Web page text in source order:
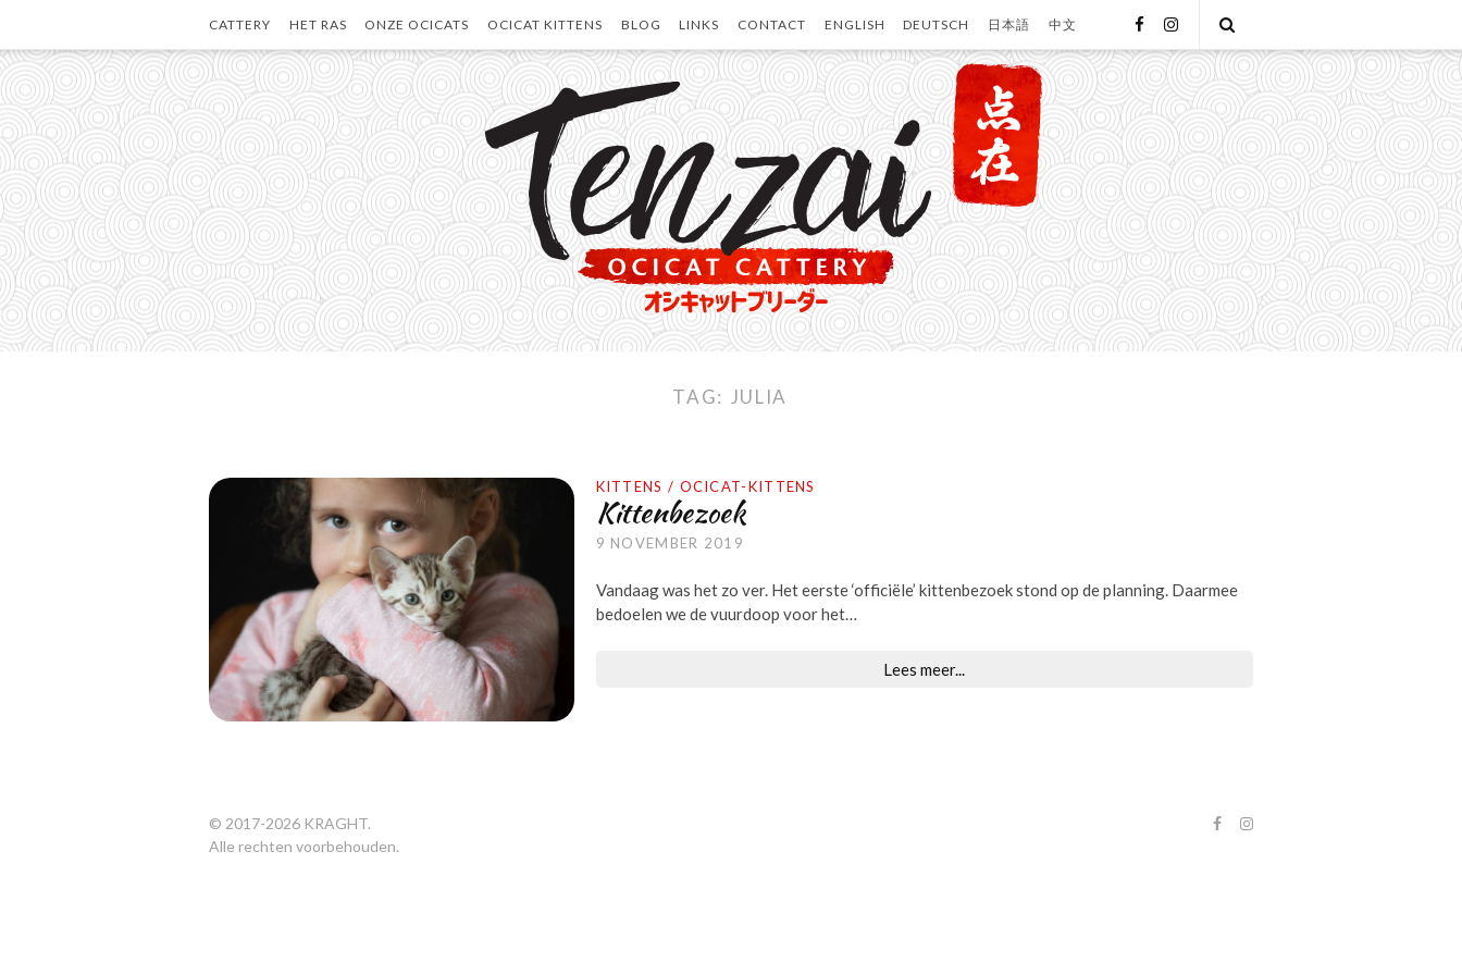
content
CATTERY HET RAS ONZE OCICATS OCICAT KITTENS BLOG LINKS CONTACT ENGLISH DEUTSCH 日本語 中文 facebookinstagram
Search
TAG: JULIA
KITTENS / OCICAT-KITTENS
Kittenbezoek
9 NOVEMBER 2019
Vandaag was het zo ver. Het eerste ‘officiële’ kittenbezoek stond op de planning. Daarmee
bedoelen we de vuurdoop voor het…
Lees meer...
© 2017-2026 KRAGHT.
Alle rechten voorbehouden.
facebookinstagram